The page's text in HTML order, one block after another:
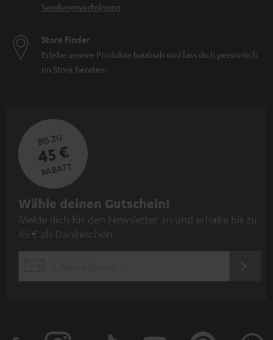
Sendungsverfolgung
Store Finder
Erlebe unsere Produkte hautnah und lass dich persönlich
im Store beraten.
BIS ZU
45 €
RABATT
N
e
w
Wähle deinen Gutschein!
Melde dich für den Newsletter an und erhalte bis zu
45 € als Dankeschön.